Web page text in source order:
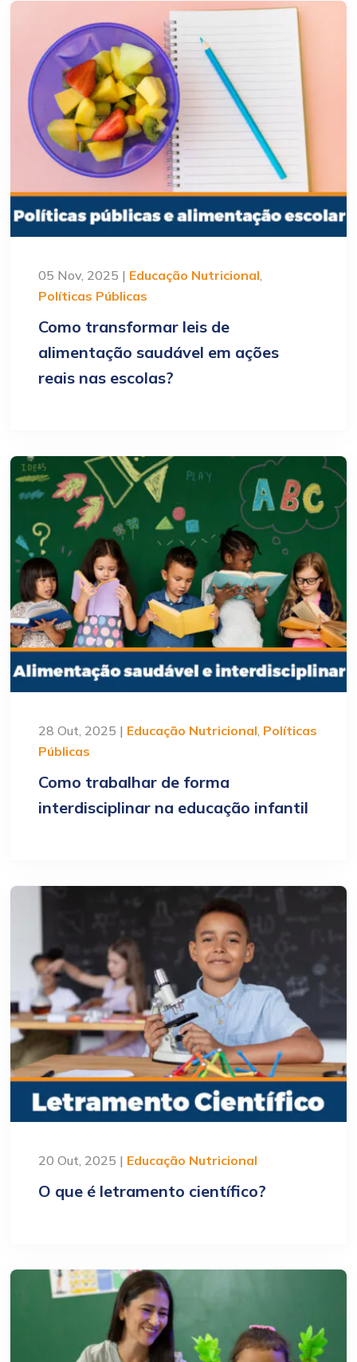
05 Nov, 2025 | Educação Nutricional,
Políticas Públicas
Como transformar leis de
alimentação saudável em ações
reais nas escolas?
28 Out, 2025 | Educação Nutricional, Políticas
Públicas
Como trabalhar de forma
interdisciplinar na educação infantil
20 Out, 2025 | Educação Nutricional
O que é letramento científico?